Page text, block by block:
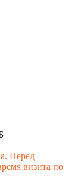
Перед
визита по